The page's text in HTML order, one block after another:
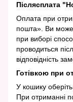
Післясплата
Оплата при
пошта». Ви
при виборі
проводиться
відповідність
Готівкою при
У кошику
При отриманні